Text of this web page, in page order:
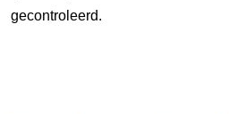
gecontroleerd.